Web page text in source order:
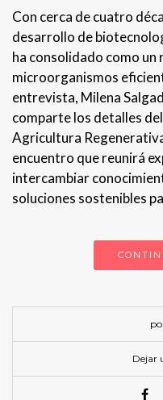
Con cerca de cuatro
desarrollo de
ha consolidado como un
microorganismos
entrevista, Milena
comparte los detalles
Agricultura
encuentro que reunirá
intercambiar
soluciones sostenibles
Dejar